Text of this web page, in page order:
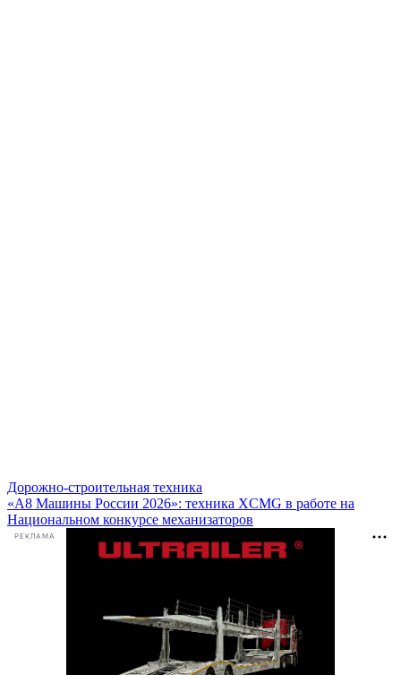
Дорожно-строительная техника
«А8 Машины России 2026»: техника XCMG в работе на
Национальном конкурсе механизаторов
РЕКЛАМА